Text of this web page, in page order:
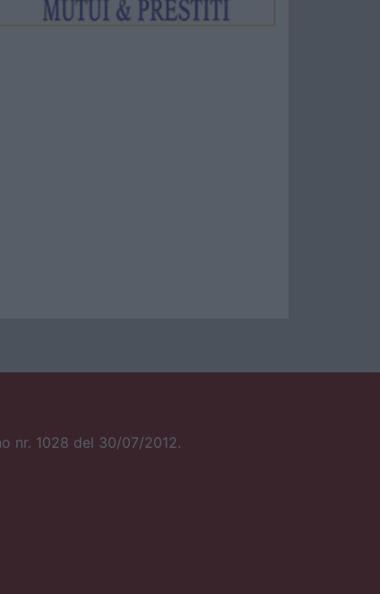
nr. 1028 del 30/07/2012.